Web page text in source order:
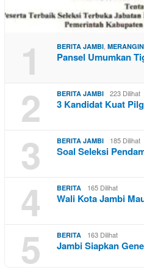
1 BERITA JAMBI MERANGIN
Pansel Umumkan
2 BERITA JAMBI 223 Dilihat
3 Kandidat Kuat
3 BERITA JAMBI 185 Dilihat
Soal Seleksi
4 BERITA 165 Dilihat
Wali Kota Jambi
5 BERITA 163 Dilihat
Jambi Siapkan